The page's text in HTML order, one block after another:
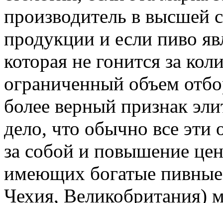
производитель в высшей
продукции и если пиво
которая не гонится за
ограниченный объем
более верный признак
дело, что обычно все эти
за собой и повышение
имеющих богатые
Чехия, Великобритания)